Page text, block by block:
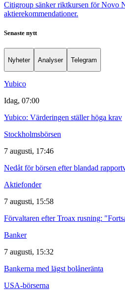
Citigroup sänker riktkursen för Novo
aktierekommendationer.
Senaste nytt
Nyheter Analyser Telegram
Yubico
Idag, 07:00
Yubico: Värderingen ställer höga krav
Stockholmsbörsen
7 augusti, 17:46
Nedåt för börsen efter blandad
Aktiefonder
7 augusti, 15:58
Förvaltaren efter Troax rusning:
Banker
7 augusti, 15:32
Bankerna med lägst bolåneränta
USA-börserna